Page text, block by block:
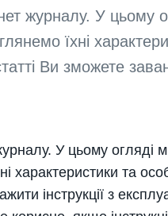
журналу. У цьому
їхні
Ви зможете
У цьому огляді
характеристики та
інструкції з